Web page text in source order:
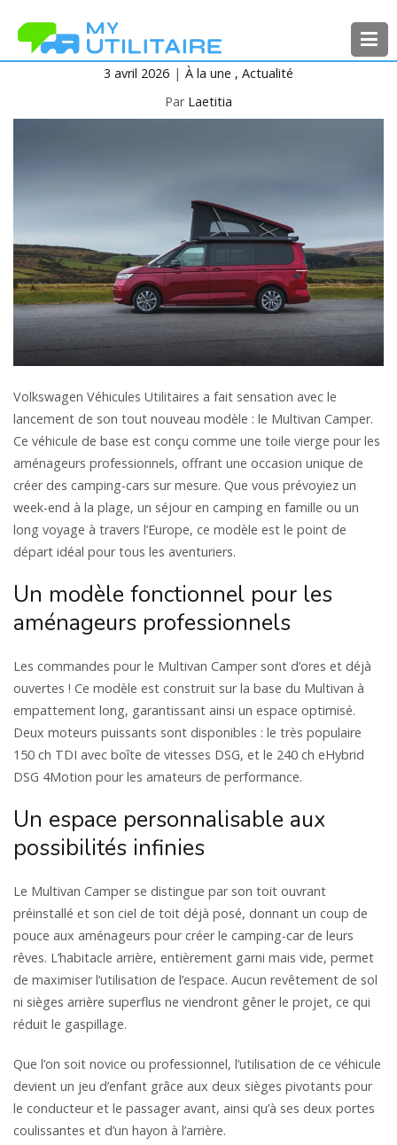
contenu
Toute l’actualité des véhicules
3 avril 2026 À la une
Actualité
Par Laetitia
Volkswagen Véhicules Utilitaires a fait sensation avec le
lancement de son tout nouveau modèle : le Multivan Camper.
Ce véhicule de base est conçu comme une toile vierge pour les
aménageurs professionnels, offrant une occasion unique de
créer des camping-cars sur mesure. Que vous prévoyiez un
week-end à la plage, un séjour en camping en famille ou un
long voyage à travers l’Europe, ce modèle est le point de
départ idéal pour tous les aventuriers.
Un modèle fonctionnel pour les
aménageurs professionnels
Les commandes pour le Multivan Camper sont d’ores et déjà
ouvertes ! Ce modèle est construit sur la base du Multivan à
empattement long, garantissant ainsi un espace optimisé.
Deux moteurs puissants sont disponibles : le très populaire
150 ch TDI avec boîte de vitesses DSG, et le 240 ch eHybrid
DSG 4Motion pour les amateurs de performance.
Un espace personnalisable aux
possibilités infinies
Le Multivan Camper se distingue par son toit ouvrant
préinstallé et son ciel de toit déjà posé, donnant un coup de
pouce aux aménageurs pour créer le camping-car de leurs
rêves. L’habitacle arrière, entièrement garni mais vide, permet
de maximiser l’utilisation de l’espace. Aucun revêtement de sol
ni sièges arrière superflus ne viendront gêner le projet, ce qui
réduit le gaspillage.
Que l’on soit novice ou professionnel, l’utilisation de ce véhicule
devient un jeu d’enfant grâce aux deux sièges pivotants pour
le conducteur et le passager avant, ainsi qu’à ses deux portes
coulissantes et d’un hayon à l’arrière.